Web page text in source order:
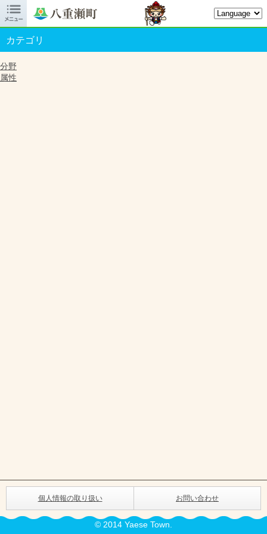
 八重瀬町オフィシャルサイト
カテゴリ
分野
属性
個人情報の取り扱い お問い合わせ
© 2014 Yaese Town.